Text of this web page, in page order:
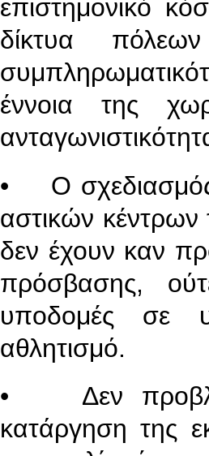
επιστημονικό
δίκτυα πόλεων
έννοια της
• Ο σχεδιασμός
αστικών κέντρων
δεν έχουν καν
πρόσβασης,
υποδομές σε
αθλητισμό.
• Δεν
κατάργηση της